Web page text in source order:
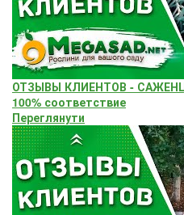
ОТЗЫВЫ КЛИЕНТОВ -
100% соответствие
Переглянути